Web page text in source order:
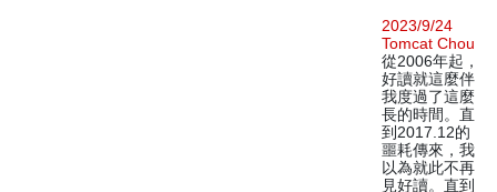
2023/9/24
Tomcat Chou
從2006年起，
好讀就這麼伴
我度過了這麼
長的時間。直
到2017.12的
噩耗傳來，我
以為就此不再
見好讀。直到